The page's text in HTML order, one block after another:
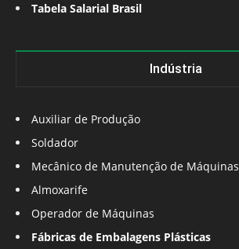
Tabela Salarial Brasil
Indústria
Auxiliar de Produção
Soldador
Mecânico de Manutenção de Máquinas
Almoxarife
Operador de Máquinas
Fábricas de Embalagens Plásticas